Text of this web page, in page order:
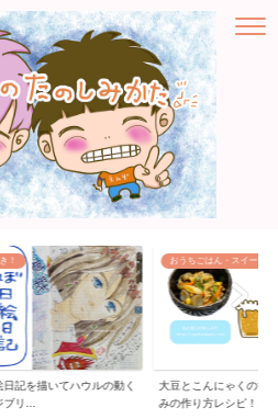
！
記を描いてハウルの動く
リ...
おうちごはん・スイーツ
大豆とこんにゃくの甘
みの作り方レシピ！...